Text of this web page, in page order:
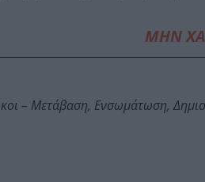
ΜΗΝ
– Μετάβαση, Ενσωμάτωση,